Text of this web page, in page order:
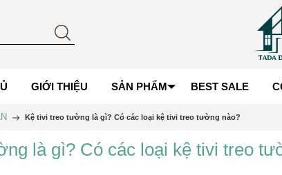
GIỚI THIỆU SẢN PHẨM BEST SALE
Kệ tivi treo tường là gì? Có các loại kệ tivi treo tường nào?
là gì? Có các loại kệ tivi treo